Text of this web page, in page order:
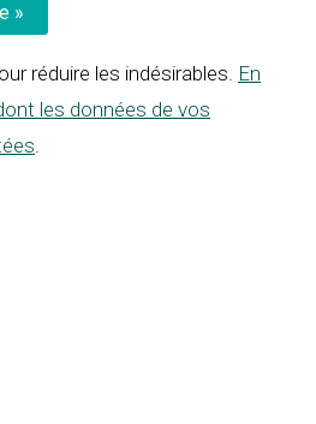
réduire les indésirables. En
les données de vos